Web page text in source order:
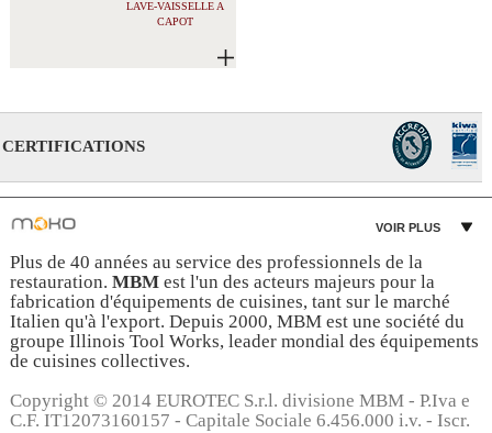
LAVE-VAISSELLE A
CAPOT
CERTIFICATIONS
VOIR PLUS
Plus de 40 années au service des professionnels de la
restauration. MBMest l'un des acteurs majeurs pour la
fabrication d'équipements de cuisines, tant sur le marché
Italien qu'à l'export. Depuis 2000, MBM est une société du
groupe Illinois Tool Works, leader mondial des équipements
de cuisines collectives.
Copyright © 2014 EUROTEC S.r.l. divisione MBM - P.Iva e
C.F. IT12073160157 - Capitale Sociale 6.456.000 i.v. - Iscr.